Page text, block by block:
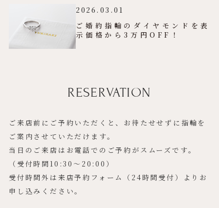
2026.03.01
ご婚約指輪のダイヤモンドを表
示価格から3万円OFF！
RESERVATION
ご来店前にご予約いただくと、お待たせせずに指輪を
ご案内させていただけます。
当日のご来店はお電話でのご予約がスムーズです。
（受付時間10:30〜20:00）
受付時間外は来店予約フォーム（24時間受付）よりお
申し込みください。